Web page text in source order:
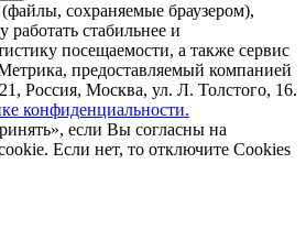
сохраняемые браузером),
работать стабильнее и
посещаемости, а также сервис
предоставляемый компанией
Москва, ул. Л. Толстого, 16.
конфиденциальности.
если Вы согласны на
Если нет, то отключите Cookies